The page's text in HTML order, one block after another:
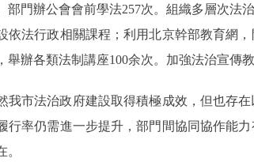
部門辦公會會前學法257次。組織多層次法
依法行政相關課程；利用北京幹部教育網
舉辦各類法制講座100余次。加強法治宣傳
市法治政府建設取得積極成效，但也存在
行率仍需進一步提升，部門間協同協作能